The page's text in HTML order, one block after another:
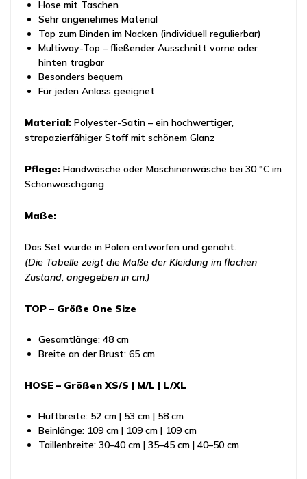
Hose mit Taschen
Sehr angenehmes Material
Top zum Binden im Nacken (individuell regulierbar)
Multiway-Top – fließender Ausschnitt vorne oder
hinten tragbar
Besonders bequem
Für jeden Anlass geeignet
Material: Polyester-Satin – ein hochwertiger,
strapazierfähiger Stoff mit schönem Glanz
Pflege: Handwäsche oder Maschinenwäsche bei 30 °C im
Schonwaschgang
Maße:
Das Set wurde in Polen entworfen und genäht.
(Die Tabelle zeigt die Maße der Kleidung im flachen
Zustand, angegeben in cm.)
TOP – Größe One Size
Gesamtlänge: 48 cm
Breite an der Brust: 65 cm
HOSE – Größen XS/S | M/L | L/XL
Hüftbreite: 52 cm | 53 cm | 58 cm
Beinlänge: 109 cm | 109 cm | 109 cm
Taillenbreite: 30–40 cm | 35–45 cm | 40–50 cm